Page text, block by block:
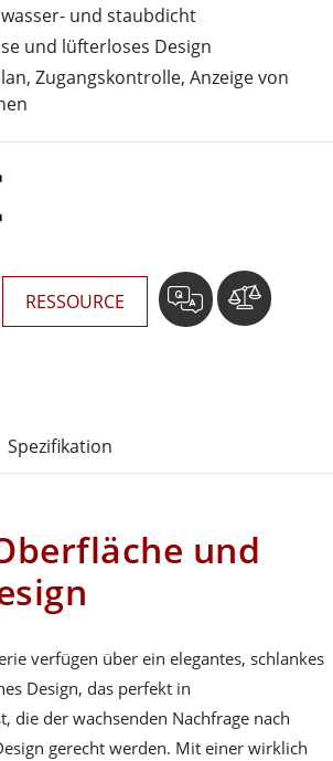
Edelstahlqualität
Edelstahldisplay
und staubdicht
und lüfterloses Design
Zugangskontrolle, Anzeige von
RESSOURCE
Spezifikation
und
verfügen über ein elegantes, schlankes
Design, das perfekt in
die der wachsenden Nachfrage nach
gerecht werden. Mit einer wirklich